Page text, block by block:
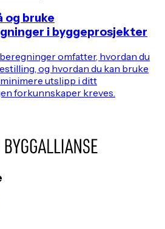
og bruke
i byggeprosjekter
omfatter, hvordan du
og hvordan du kan bruke
utslipp i ditt
forkunnskaper kreves.